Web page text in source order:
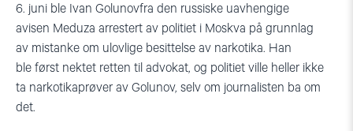
6. juni ble Ivan Golunovfra den russiske uavhengige
avisen Meduza arrestert av politiet i Moskva på grunn lag
av mistanke om ulovlige besittelse av narkotika. Han
ble først nektet retten til advokat, og politiet ville heller ikke
ta narkotikaprøver av Golunov, selv om journalisten ba om
det.